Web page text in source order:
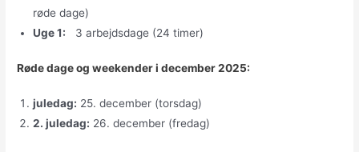
røde dage)
Uge 1: 3 arbejdsdage (24 timer)
Røde dage og weekender i december 2025:
juledag: 25. december (torsdag)
2. juledag: 26. december (fredag)